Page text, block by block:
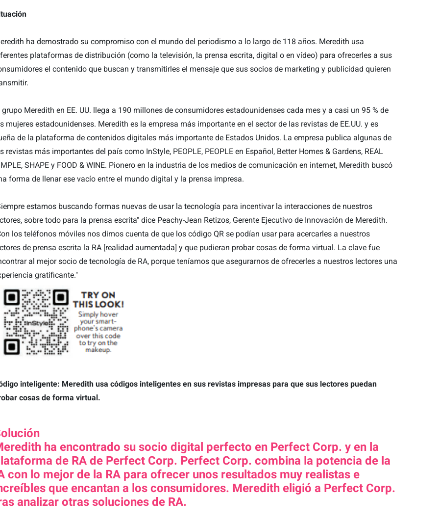
ha demostrado su compromiso con el mundo del periodismo a lo largo de 118 años. Meredith usa
plataformas de distribución (como la televisión, la prensa escrita, digital o en vídeo) para ofrecerles a sus
el contenido que buscan y transmitirles el mensaje que sus socios de marketing y publicidad quieren
grupo Meredith en EE. UU. llega a 190 millones de consumidores estadounidenses cada mes y a casi un 95 % de
mujeres estadounidenses. Meredith es la empresa más importante en el sector de las revistas de EE.UU. y es
de la plataforma de contenidos digitales más importante de Estados Unidos. La empresa publica algunas de
revistas más importantes del país como InStyle, PEOPLE, PEOPLE en Español, Better Homes & Gardens, REAL
SHAPE y FOOD & WINE. Pionero en la industria de los medios de comunicación en internet, Meredith buscó
forma de llenar ese vacío entre el mundo digital y la prensa impresa.
estamos buscando formas nuevas de usar la tecnología para incentivar la interacciones de nuestros
sobre todo para la prensa escrita" dice Peachy-Jean Retizos, Gerente Ejecutivo de Innovación de Meredith.
los teléfonos móviles nos dimos cuenta de que los código QR se podían usar para acercarles a nuestros
de prensa escrita la RA [realidad aumentada] y que pudieran probar cosas de forma virtual. La clave fue
al mejor socio de tecnología de RA, porque teníamos que asegurarnos de ofrecerles a nuestros lectores una
gratificante."
inteligente: Meredith usa códigos inteligentes en sus revistas impresas para que sus lectores puedan
cosas de forma virtual.
ha encontrado su socio digital perfecto en Perfect Corp. y en la
de RA de Perfect Corp. Perfect Corp. combina la potencia de la
con lo mejor de la RA para ofrecer unos resultados muy realistas e
que encantan a los consumidores. Meredith eligió a Perfect Corp.
analizar otras soluciones de RA.